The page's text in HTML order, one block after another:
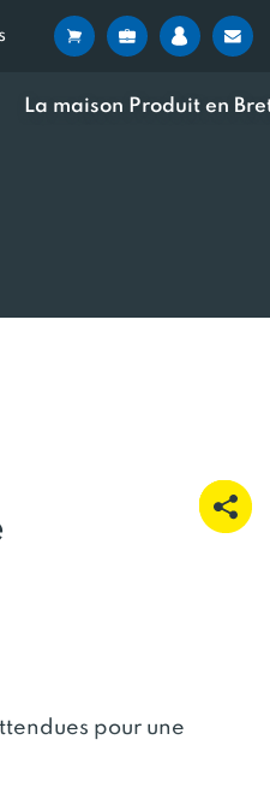
La maison Produit en
pour une